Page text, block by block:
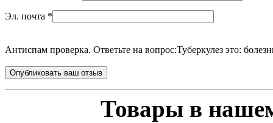
Эл. почта *
Антиспам проверка. Ответьте на вопрос:Туберкулез это:
Товары в